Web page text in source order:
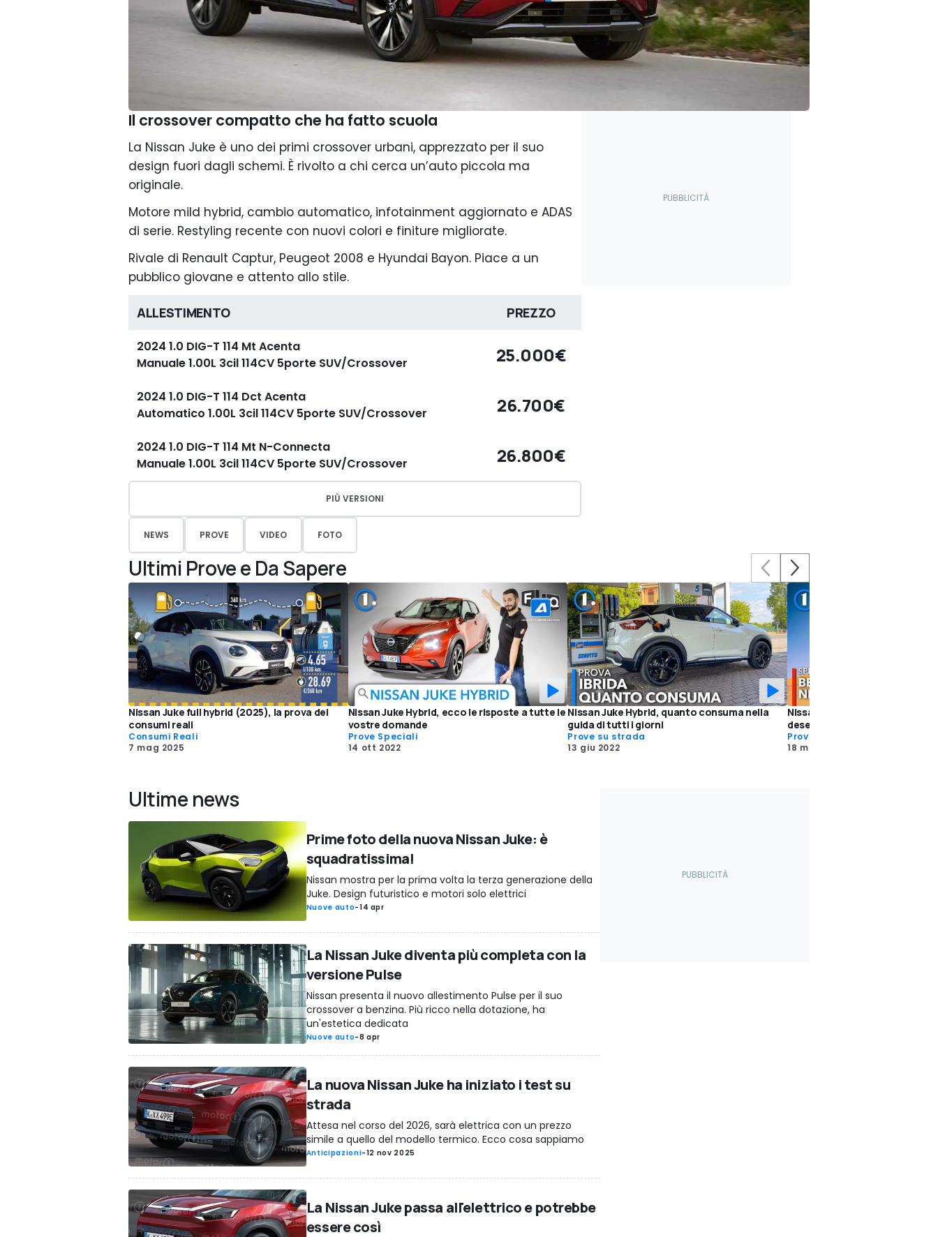
Il crossover compatto che ha fatto scuola
La Nissan Juke è uno dei primi crossover urbani, apprezzato per il suo
design fuori dagli schemi. È rivolto a chi cerca un’auto piccola ma
originale.
Motore mild hybrid, cambio automatico, infotainment aggiornato e ADAS
di serie. Restyling recente con nuovi colori e finiture migliorate.
Rivale di Renault Captur, Peugeot 2008 e Hyundai Bayon. Piace a un
pubblico giovane e attento allo stile.
ALLESTIMENTO PREZZO
2024 1.0 DIG-T 114 Mt Acenta
Manuale 1.00L 3cil 114CV 5porte SUV/Crossover
25.000€
2024 1.0 DIG-T 114 Dct Acenta
Automatico 1.00L 3cil 114CV 5porte SUV/Crossover
26.700€
2024 1.0 DIG-T 114 Mt N-Connecta
Manuale 1.00L 3cil 114CV 5porte SUV/Crossover
26.800€
PIÙ VERSIONI
NEWS PROVE VIDEO FOTO
Ultimi Prove e Da Sapere
Nissan Juke full hybrid (2025), la prova dei
consumi reali
Consumi Reali
7 mag 2025
Nissan Juke Hybrid, ecco le risposte a tutte le
vostre domande
Prove Speciali
14 ott 2022
Nissan Juke Hybrid, quanto consuma nella
guida di tutti i giorni
Prove su strada
13 giu 2022
Nissan Juke, la nuova ibrida
deserto
Prove Speciali
18 mag 2022
Ultime news
Prime foto della nuova Nissan Juke: è
squadratissima!
Nissan mostra per la prima volta la terza generazione della
Juke. Design futuristico e motori solo elettrici
Nuove auto-14 apr
La Nissan Juke diventa più completa con la
versione Pulse
Nissan presenta il nuovo allestimento Pulse per il suo
crossover a benzina. Più ricco nella dotazione, ha
un'estetica dedicata
Nuove auto-8 apr
La nuova Nissan Juke ha iniziato i test su
strada
Attesa nel corso del 2026, sarà elettrica con un prezzo
simile a quello del modello termico. Ecco cosa sappiamo
Anticipazioni-12 nov 2025
La Nissan Juke passa all'elettrico e potrebbe
essere così